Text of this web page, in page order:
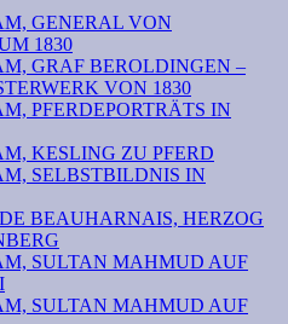
GENERAL VON
1830
GRAF BEROLDINGEN –
VON 1830
PFERDEPORTRÄTS IN
KESLING ZU PFERD
SELBSTBILDNIS IN
BEAUHARNAIS, HERZOG
SULTAN MAHMUD AUF
SULTAN MAHMUD AUF